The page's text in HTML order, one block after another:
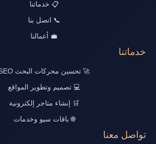
📋 خدماتنا
📞 اتصل بنا
💼 أعمالنا
خدماتنا
🚀 تحسين محركات البحث SEO
💻 تصميم وتطوير المواقع
🛒 إنشاء متاجر إلكترونية
🌐 باقات سيو وخدمات
تواصل معنا